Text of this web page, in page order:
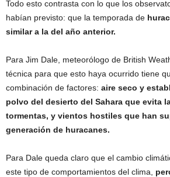
Todo esto contrasta con lo que los
habían previsto: que la temporada de
similar a la del año anterior.
Para Jim Dale, meteorólogo de British
técnica para que esto haya ocurrido tiene
combinación de factores: aire seco y
polvo del desierto del Sahara que evita
tormentas, y vientos hostiles que han
generación de huracanes.
Para Dale queda claro que el cambio
este tipo de comportamientos del clima,